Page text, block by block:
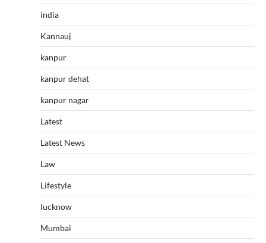
india
Kannauj
kanpur
kanpur dehat
kanpur nagar
Latest
Latest News
Law
Lifestyle
lucknow
Mumbai